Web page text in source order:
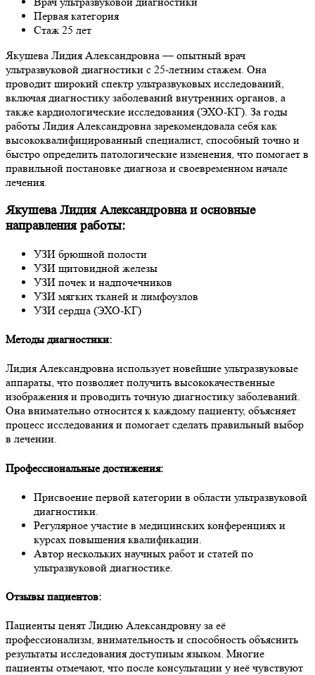
Первая категория
Cтаж 25 лет
Якушева Лидия Александровна — опытный врач
ультразвуковой диагностики с 25-летним стажем. Она
проводит широкий спектр ультразвуковых исследований,
включая диагностику заболеваний внутренних органов, а
также кардиологические исследования (ЭХО-КГ). За годы
работы Лидия Александровна зарекомендовала себя как
высококвалифицированный специалист, способный точно и
быстро определить патологические изменения, что помогает в
правильной постановке диагноза и своевременном начале
лечения.
Якушева Лидия Александровна и основные
направления работы:
УЗИ брюшной полости
УЗИ щитовидной железы
УЗИ почек и надпочечников
УЗИ мягких тканей и лимфоузлов
УЗИ сердца (ЭХО-КГ)
Методы диагностики:
Лидия Александровна использует новейшие ультразвуковые
аппараты, что позволяет получить высококачественные
изображения и проводить точную диагностику заболеваний.
Она внимательно относится к каждому пациенту, объясняет
процесс исследования и помогает сделать правильный выбор
в лечении.
Профессиональные достижения:
Присвоение первой категории в области ультразвуковой
диагностики.
Регулярное участие в медицинских конференциях и
курсах повышения квалификации.
Автор нескольких научных работ и статей по
ультразвуковой диагностике.
Отзывы пациентов:
Пациенты ценят Лидию Александровну за её
профессионализм, внимательность и способность объяснить
результаты исследования доступным языком. Многие
пациенты отмечают, что после консультации у неё чувствуют